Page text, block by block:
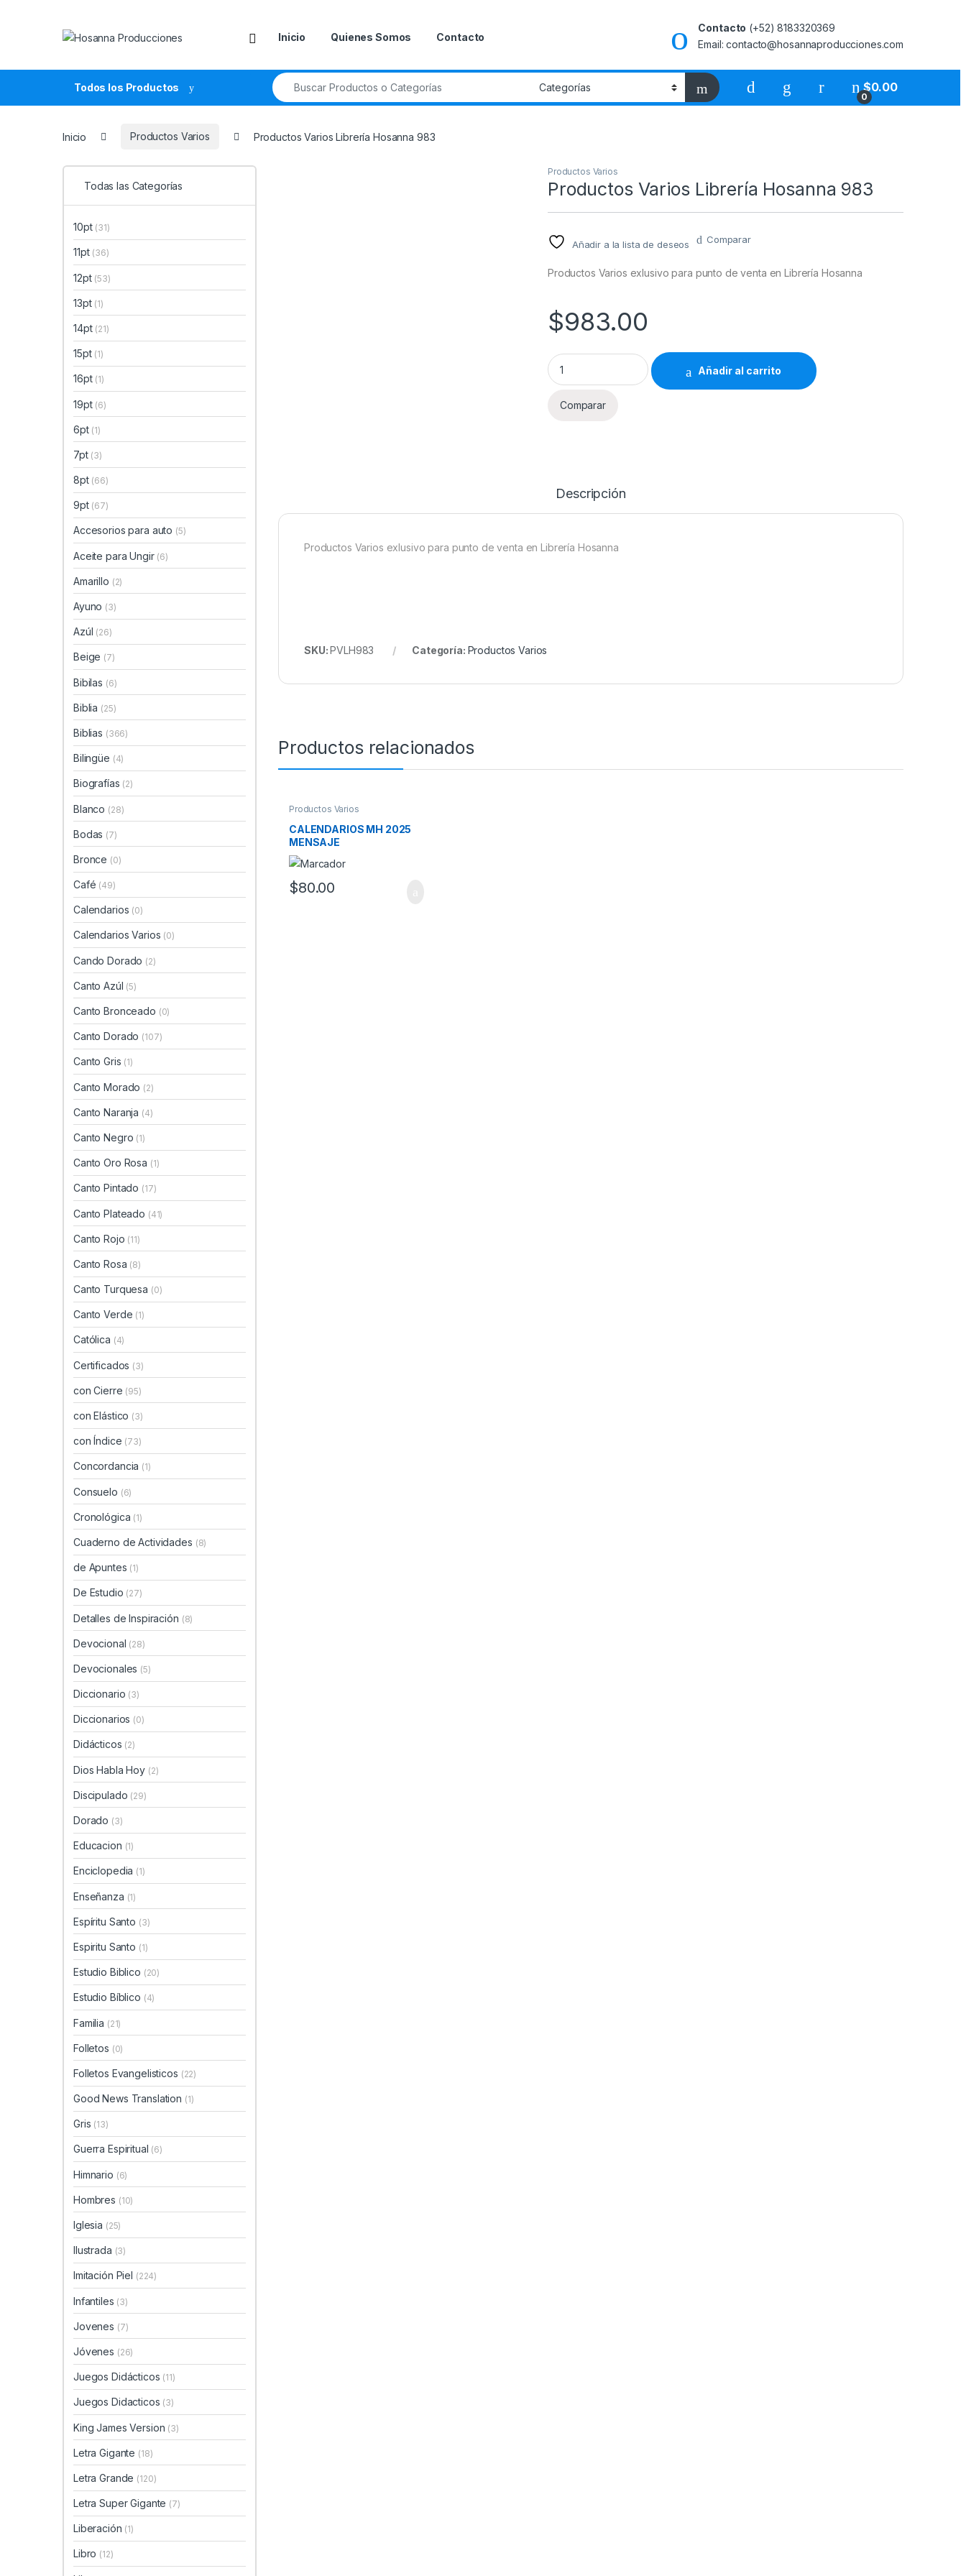
Inicio Quienes Somos Contacto
Contacto (+52) 8183320369
Email: contacto@hosannaproducciones.com
Todos los Productos
Search for:
0
$0.00
Inicio Productos Varios Productos Varios Librería Hosanna 983
Productos Varios
Productos Varios Librería Hosanna 983
Añadir a la lista de deseos Comparar
Productos Varios exlusivo para punto de venta en Librería Hosanna
$983.00
Productos Varios Librería Hosanna 983 quantity
Añadir al carrito
Comparar
Descripción
Productos Varios exlusivo para punto de venta en Librería Hosanna
SKU:PVLH983 Categoría: Productos Varios
Productos relacionados
Productos Varios
CALENDARIOS MH 2025
MENSAJE
$80.00
Todas las Categorías
10pt (31)
11pt (36)
12pt (53)
13pt (1)
14pt (21)
15pt (1)
16pt (1)
19pt (6)
6pt (1)
7pt (3)
8pt (66)
9pt (67)
Accesorios para auto (5)
Aceite para Ungir (6)
Amarillo (2)
Ayuno (3)
Azúl (26)
Beige (7)
Bibilas (6)
Biblia (25)
Biblias (366)
Bilingüe (4)
Biografías (2)
Blanco (28)
Bodas (7)
Bronce (0)
Café (49)
Calendarios (0)
Calendarios Varios (0)
Cando Dorado (2)
Canto Azúl (5)
Canto Bronceado (0)
Canto Dorado (107)
Canto Gris (1)
Canto Morado (2)
Canto Naranja (4)
Canto Negro (1)
Canto Oro Rosa (1)
Canto Pintado (17)
Canto Plateado (41)
Canto Rojo (11)
Canto Rosa (8)
Canto Turquesa (0)
Canto Verde (1)
Católica (4)
Certificados (3)
con Cierre (95)
con Elástico (3)
con Índice (73)
Concordancia (1)
Consuelo (6)
Cronológica (1)
Cuaderno de Actividades (8)
de Apuntes (1)
De Estudio (27)
Detalles de Inspiración (8)
Devocional (28)
Devocionales (5)
Diccionario (3)
Diccionarios (0)
Didácticos (2)
Dios Habla Hoy (2)
Discipulado (29)
Dorado (3)
Educacion (1)
Enciclopedia (1)
Enseñanza (1)
Espíritu Santo (3)
Espiritu Santo (1)
Estudio Biblico (20)
Estudio Bíblico (4)
Familia (21)
Folletos (0)
Folletos Evangelisticos (22)
Good News Translation (1)
Gris (13)
Guerra Espiritual (6)
Himnario (6)
Hombres (10)
Iglesia (25)
Ilustrada (3)
Imitación Piel (224)
Infantiles (3)
Jovenes (7)
Jóvenes (26)
Juegos Didácticos (11)
Juegos Didacticos (3)
King James Version (3)
Letra Gigante (18)
Letra Grande (120)
Letra Super Gigante (7)
Liberación (1)
Libro (12)